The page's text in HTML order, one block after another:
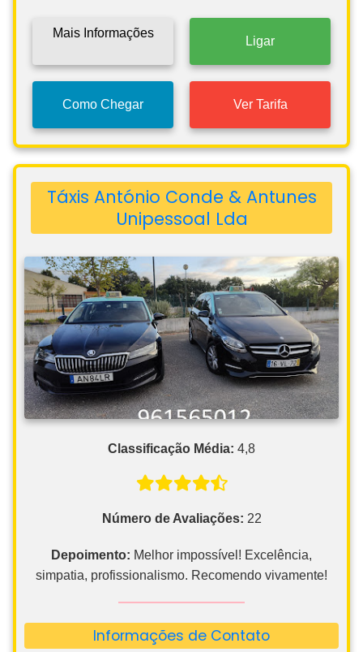
Mais Informações
Ligar
Como Chegar Ver Tarifa
Táxis António Conde & Antunes
Unipessoal Lda
Classificação Média: 4,8
Número de Avaliações: 22
Depoimento: Melhor impossível! Excelência,
simpatia, profissionalismo. Recomendo vivamente!
Informações de Contato